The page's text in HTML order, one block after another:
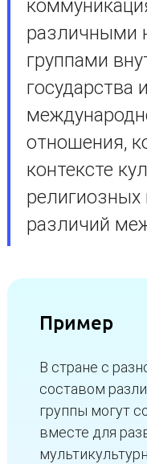
различными
группами
государства
отношения,
контексте
религиозных
различий
Пример
В стране с
составом
группы могут
вместе для